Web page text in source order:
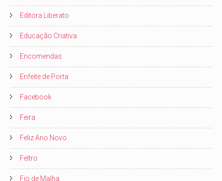
Editora Liberato
Educação Criativa
Encomendas
Enfeite de Porta
Facebook
Feira
Feliz Ano Novo
Feltro
Fio de Malha